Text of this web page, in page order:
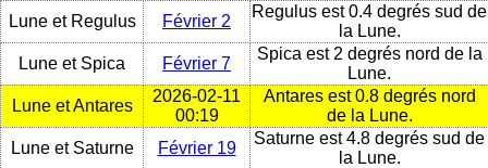
Lune et Regulus
Février 2
Regulus est 0.4 degrés sud de
la Lune.
Lune et Spica
Février 7
Spica est 2 degrés nord de la
Lune.
Lune et Antares
2026-02-11
00:19
Antares est 0.8 degrés nord
de la Lune.
Lune et Saturne
Février 19
Saturne est 4.8 degrés sud de
la Lune.